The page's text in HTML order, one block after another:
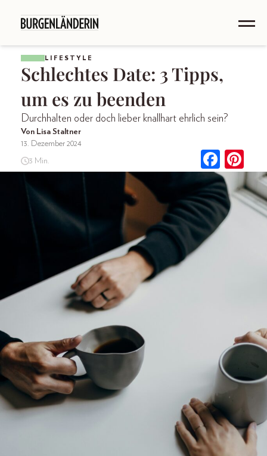
LIFESTYLE
Schlechtes Date: 3 Tipps,
um es zu beenden
Durchhalten oder doch lieber knallhart ehrlich sein?
Von Lisa Staltner
13. Dezember 2024
3 Min.